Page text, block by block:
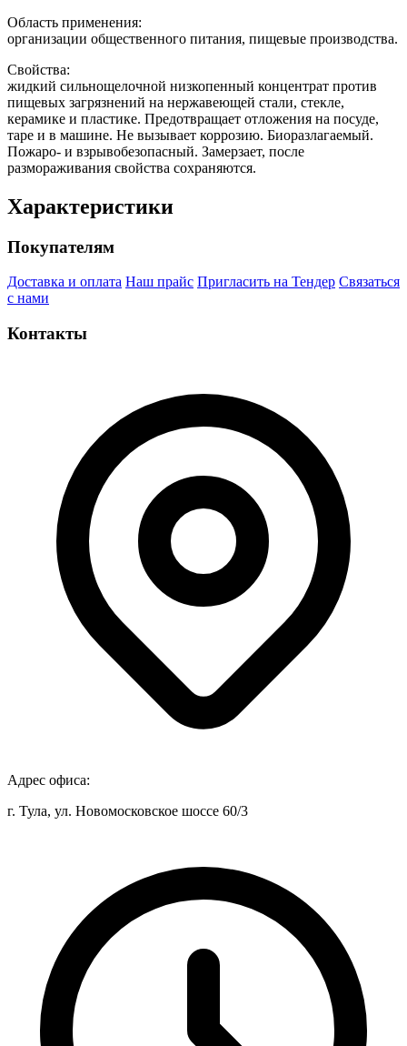
Область применения:
организации общественного питания, пищевые производства.
Свойства:
жидкий сильнощелочной низкопенный концентрат против
пищевых загрязнений на нержавеющей стали, стекле,
керамике и пластике. Предотвращает отложения на посуде,
таре и в машине. Не вызывает коррозию. Биоразлагаемый.
Пожаро- и взрывобезопасный. Замерзает, после
размораживания свойства сохраняются.
Характеристики
Покупателям
Доставка и оплата Наш прайс Пригласить на Тендер Связаться
с нами
Контакты
Адрес офиса:
г. Тула, ул. Новомосковское шоссе 60/3